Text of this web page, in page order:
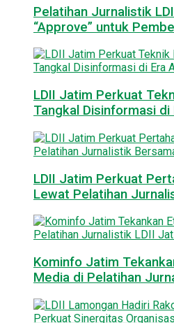
Pelatihan Jurnalistik
“Approve” untuk
LDII Jatim Perkuat
Tangkal Disinformasi di
LDII Jatim Perkuat
Lewat Pelatihan
Kominfo Jatim
Media di Pelatihan